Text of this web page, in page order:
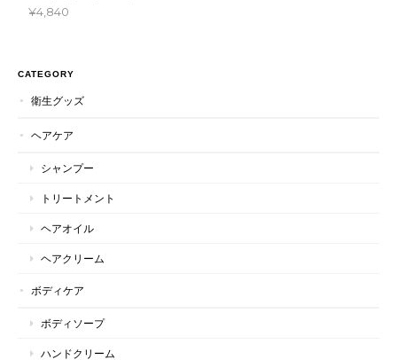
¥4,840
CATEGORY
衛生グッズ
ヘアケア
シャンプー
トリートメント
ヘアオイル
ヘアクリーム
ボディケア
ボディソープ
ハンドクリーム